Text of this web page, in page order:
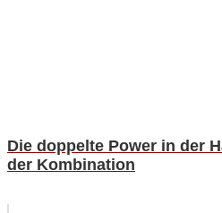
Die doppelte Power in der
der Kombination